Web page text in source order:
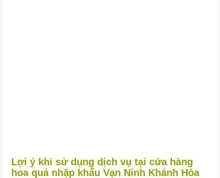
Lợi ý khi sử dụng dịch vụ tại cửa hàng
hoa quả nhập khẩu Vạn Ninh Khánh Hòa